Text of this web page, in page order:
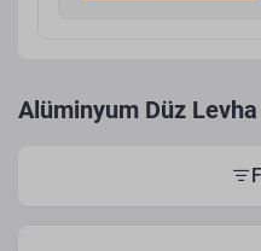
Alüminyum Düz Levha